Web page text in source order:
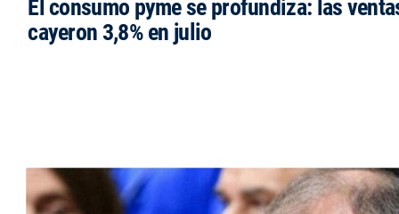
El consumo pyme se profundiza: las
cayeron 3,8% en julio